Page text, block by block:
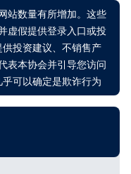
站数量有所增加。这些
虚假提供登录入口或投
投资建议、不销售产
表本协会并引导您访问
可以确定是欺诈行为